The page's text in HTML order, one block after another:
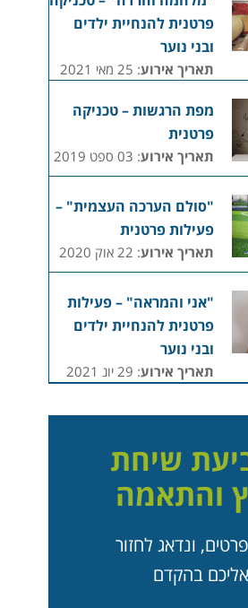
שיחת
והתאמה
ונדאג לחזור
אליכם בהקדם
פרטנית להנחיית ילדים
ובני נוער
תאריך אירוע: 25 מאי 2021
מפת הרגשות – טכניקה
פרטנית
תאריך אירוע: 03 ספט 2019
"סולם הערכה העצמית" –
פעילות פרטנית
תאריך אירוע: 22 אוק 2020
"אני והמראה" – פעילות
פרטנית להנחיית ילדים
ובני נוער
תאריך אירוע: 29 יונ 2021